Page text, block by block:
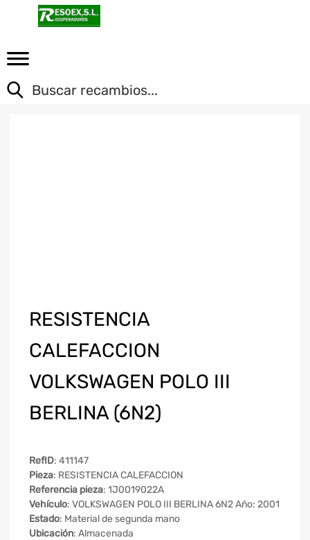
RESISTENCIA
CALEFACCION
VOLKSWAGEN POLO III
BERLINA (6N2)
RefID: 411147
Pieza: RESISTENCIA CALEFACCION
Referencia pieza: 1J0019022A
Vehículo: VOLKSWAGEN POLO III BERLINA 6N2 Año: 2001
Estado: Material de segunda mano
Ubicación: Almacenada